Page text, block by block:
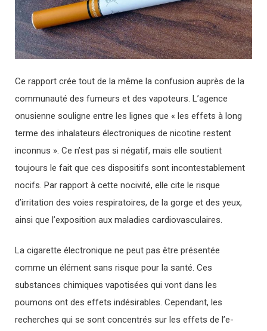
Ce rapport crée tout de la même la confusion auprès de la
communauté des fumeurs et des vapoteurs. L’agence
onusienne souligne entre les lignes que « les effets à long
terme des inhalateurs électroniques de nicotine restent
inconnus ». Ce n’est pas si négatif, mais elle soutient
toujours le fait que ces dispositifs sont incontestablement
nocifs. Par rapport à cette nocivité, elle cite le risque
d’irritation des voies respiratoires, de la gorge et des yeux,
ainsi que l’exposition aux maladies cardiovasculaires.
La cigarette électronique ne peut pas être présentée
comme un élément sans risque pour la santé. Ces
substances chimiques vapotisées qui vont dans les
poumons ont des effets indésirables. Cependant, les
recherches qui se sont concentrés sur les effets de l’e-